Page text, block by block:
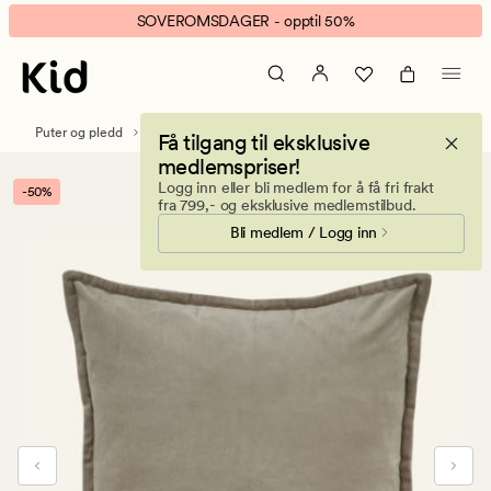
Andrea
velour
pynteputetrekk
taupe
banner.
Klikk
ESCAPE
pause.
SOVEROMSDAGER - opptil 50%
Få tilgang til eksklusive
medlemspriser!
Logg inn eller bli medlem for å få fri frakt
fra 799,- og eksklusive medlemstilbud.
Bli medlem / Logg inn
Puter og pledd Pynteputer Pynteputetrekk
-50%